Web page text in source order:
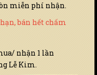
miễn phí nhận.
bán hết chấm
nhận 1 lần
Lễ Kim.